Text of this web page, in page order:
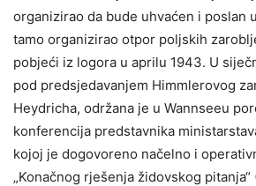
organizirao da bude uhvaćen i poslan
tamo organizirao otpor poljskih
pobjeći iz logora u aprilu 1943. U
pod predsjedavanjem Himmlerovog
Heydricha, održana je u Wannseeu
konferencija predstavnika
kojoj je dogovoreno načelno i
„Konačnog rješenja židovskog